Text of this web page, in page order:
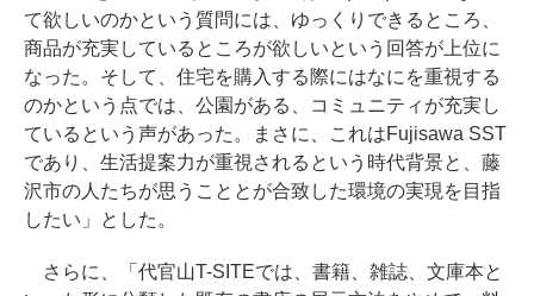
て欲しいのかという質問には、ゆっくりできるところ、
商品が充実しているところが欲しいという回答が上位に
なった。そして、住宅を購入する際にはなにを重視する
のかという点では、公園がある、コミュニティが充実し
ているという声があった。まさに、これはFujisawa SST
であり、生活提案力が重視されるという時代背景と、藤
沢市の人たちが思うこととが合致した環境の実現を目指
したい」とした。
さらに、「代官山T-SITEでは、書籍、雑誌、文庫本と